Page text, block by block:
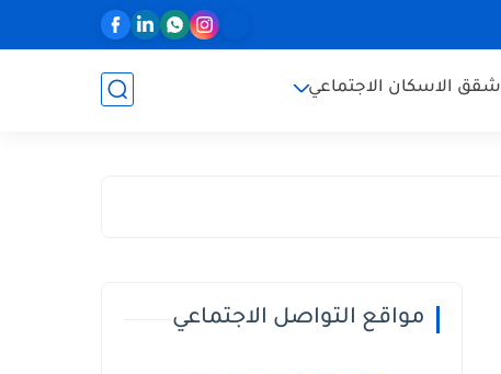
شقق الاسكان الاجتماعي
مواقع التواصل الاجتماعي